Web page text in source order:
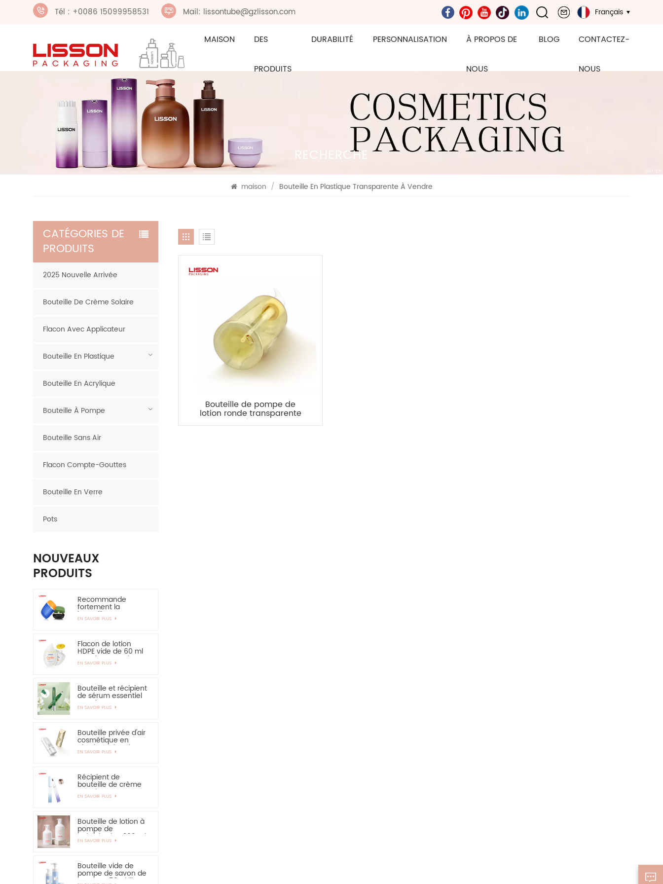
Tél : +0086 15099958531 Mail: lissontube@gzlisson.com Français
MAISON DES
PRODUITS
DURABILITÉ PERSONNALISATION À PROPOS DE
NOUS
BLOG CONTACTEZ-
NOUS
RECHERCHE
maison / Bouteille En Plastique Transparente À Vendre
Bouteille de pompe de
lotion ronde transparente
personnalisée en usine de
CATÉGORIES DE
PRODUITS
2025 Nouvelle Arrivée
Bouteille De Crème Solaire
Flacon Avec Applicateur
Bouteille En Plastique
Bouteille En Acrylique
Bouteille À Pompe
Bouteille Sans Air
Flacon Compte-Gouttes
Bouteille En Verre
Pots
NOUVEAUX
PRODUITS
Recommande
fortement la
bouteille en
plastique ovale de
50ml EVOH
EN SAVOIR PLUS
Flacon de lotion
HDPE vide de 60 ml
pour la protection
solaire - vivement
EN SAVOIR PLUS
Bouteille et récipient
de sérum essentiel
pour les yeux,
applicateur en
EN SAVOIR PLUS
Bouteille privée d'air
cosmétique en
plastique de crème
de main de
50ml
EN SAVOIR PLUS
Récipient de
bouteille de crème
pour les yeux PETG
de 15 ml avec
EN SAVOIR PLUS
Bouteille de lotion à
pompe de
pulvérisation 300 ml
350 ml pour
EN SAVOIR PLUS
Bouteille vide de
pompe de savon de
mousse 150ml libre